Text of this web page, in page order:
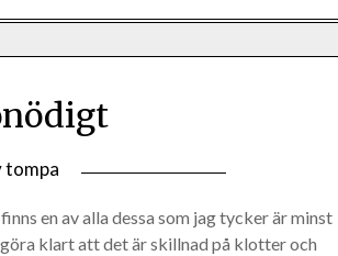
tompa
en av alla dessa som jag tycker är minst
klart att det är skillnad på klotter och